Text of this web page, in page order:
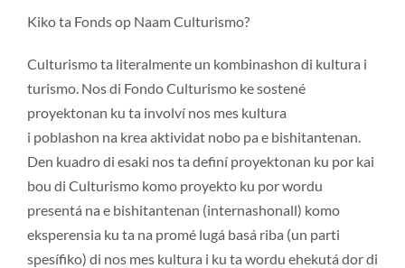
Kiko ta Fonds op Naam Culturismo?
Culturismo ta literalmente un kombinashon di kultura i
turismo. Nos di Fondo Culturismo ke sostené
proyektonan ku ta involví nos mes kultura
i poblashon na krea aktividat nobo pa e bishitantenan.
Den kuadro di esaki nos ta definí proyektonan ku por kai
bou di Culturismo komo proyekto ku por wordu
presentá na e bishitantenan (internashonall) komo
eksperensia ku ta na promé lugá basá riba (un parti
spesífiko) di nos mes kultura i ku ta wordu ehekutá dor di